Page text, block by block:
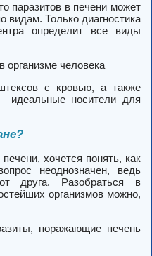
паразитов в печени может
видам. Только диагностика
определит все виды
организме человека
с кровью, а также
идеальные носители для
хочется понять, как
неоднозначен, ведь
друга. Разобраться в
организмов можно,
поражающие печень